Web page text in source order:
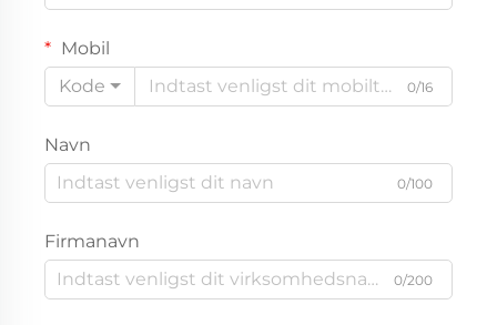
Mobil
Kode
0/16
Navn
0/100
Firmanavn
0/200